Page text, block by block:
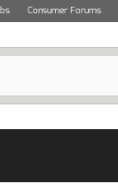
Consumer Forums